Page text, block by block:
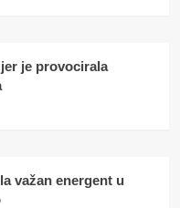
je provocirala
važan energent u